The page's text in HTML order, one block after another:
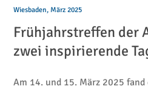
Thoraxpathologie
Wiesbaden
Wiesbaden, März 2025
Frühjahrstreffen der
zwei inspirierende
Am 14. und 15. März 2025